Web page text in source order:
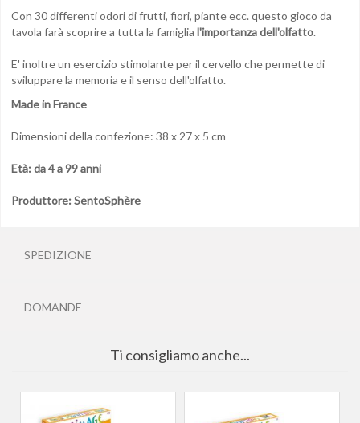
Con 30 differenti odori di frutti, fiori, piante ecc. questo gioco da
tavola farà scoprire a tutta la famiglial'importanza dell'olfatto.
E' inoltre un esercizio stimolante per il cervello che permette di
sviluppare la memoria e il senso dell'olfatto.
Made in France
Dimensioni della confezione: 38 x 27 x 5 cm
Età: da 4 a 99 anni
Produttore: SentoSphère
SPEDIZIONE
DOMANDE
Ti consigliamo anche...